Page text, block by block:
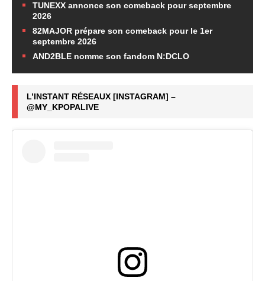
TUNEXX annonce son comeback pour septembre
2026
82MAJOR prépare son comeback pour le 1er
septembre 2026
AND2BLE nomme son fandom N:DCLO
L’INSTANT RÉSEAUX [INSTAGRAM] –
@MY_KPOPALIVE